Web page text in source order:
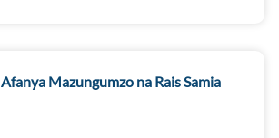
Mazungumzo na Rais Samia